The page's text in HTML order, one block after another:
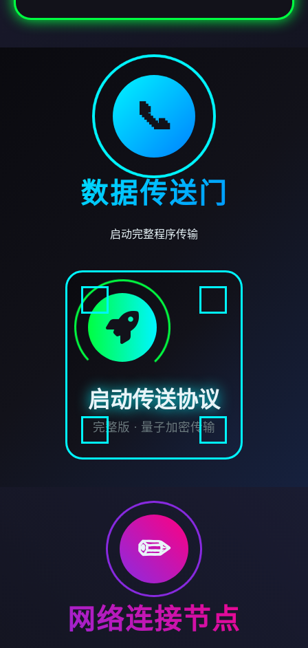
📞
数据传送门
启动完整程序传输
启动传送协议
完整版 · 量子加密传输
✏️
网络连接节点